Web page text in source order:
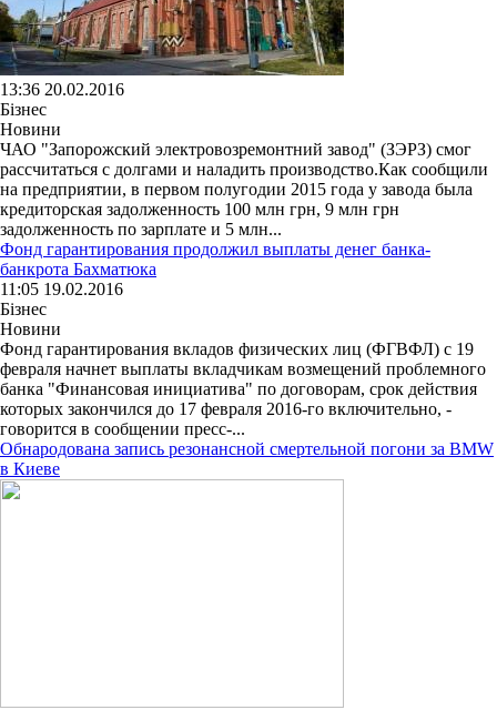
13:36 20.02.2016
Бізнес
Новини
ЧАО "Запорожский электровозремонтний завод" (ЗЭРЗ) смог
рассчитаться с долгами и наладить производство.Как сообщили
на предприятии, в первом полугодии 2015 года у завода была
кредиторская задолженность 100 млн грн, 9 млн грн
задолженность по зарплате и 5 млн...
Фонд гарантирования продолжил выплаты денег банка-
банкрота Бахматюка
11:05 19.02.2016
Бізнес
Новини
Фонд гарантирования вкладов физических лиц (ФГВФЛ) с 19
февраля начнет выплаты вкладчикам возмещений проблемного
банка "Финансовая инициатива" по договорам, срок действия
которых закончился до 17 февраля 2016-го включительно, -
говорится в сообщении пресс-...
Обнародована запись резонансной смертельной погони за BMW
в Киеве